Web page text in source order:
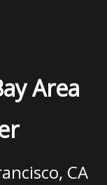
Area
CA